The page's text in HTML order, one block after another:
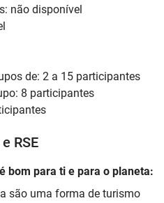
não disponível
de: 2 a 15 participantes
8 participantes
RSE
bom para ti e para o planeta:
são uma forma de turismo